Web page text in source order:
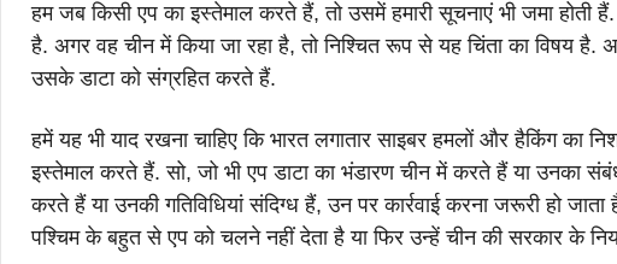
हम जब किसी एप का इस्तेमाल करते हैं, तो उसमें हमारी सूचनाएं भी जमा होती
है. अगर वह चीन में किया जा रहा है, तो निश्चित रूप से यह चिंता का विषय
उसके डाटा को संग्रहित करते हैं.
हमें यह भी याद रखना चाहिए कि भारत लगातार साइबर हमलों और हैकिंग का
इस्तेमाल करते हैं. सो, जो भी एप डाटा का भंडारण चीन में करते हैं या उनका
करते हैं या उनकी गतिविधियां संदिग्ध हैं, उन पर कार्रवाई करना जरूरी हो
पश्चिम के बहुत से एप को चलने नहीं देता है या फिर उन्हें चीन की सरकार के